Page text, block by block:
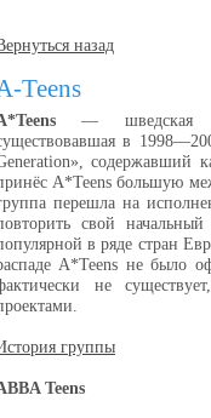
назад
Teens
— шведская
в
содержавший
A*Teens большую
перешла на
свой
в ряде стран
A*Teens не было
не
группы
Teens